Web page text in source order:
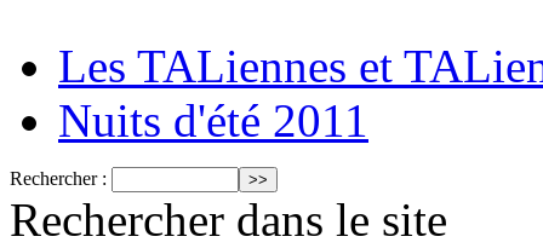
Les TALiennes et
Nuits d'été 2011
Rechercher :
Rechercher dans le site